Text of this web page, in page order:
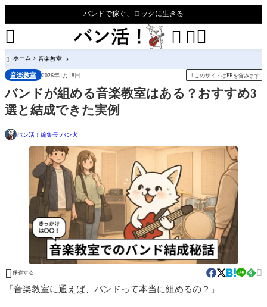
バンドで稼ぐ、ロックに生きる
 

 ホーム 音楽教室
音楽教室 2026年1月18日  このサイトはPRを含みます
バンドが組める音楽教室はある？おすすめ3
選と結成できた実例
バン活！編集長 バン犬
 保存する 
「音楽教室に通えば、バンドって本当に組めるの？」